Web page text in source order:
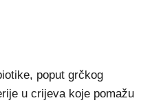
poput grčkog
u crijeva koje pomažu